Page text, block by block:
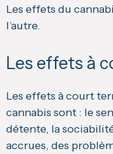
Les effets du
l’autre.
Les effets à
Les effets à court
cannabis sont : le
détente, la
accrues, des